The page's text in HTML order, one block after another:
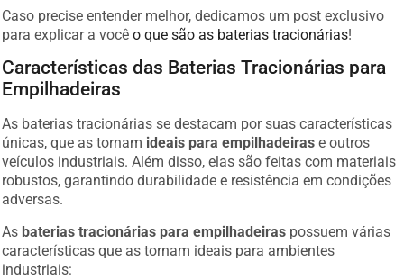
Caso precise entender melhor, dedicamos um post exclusivo
para explicar a vocêo que são as baterias tracionárias!
Características das Baterias Tracionárias para
Empilhadeiras
As baterias tracionárias se destacam por suas características
únicas, que as tornam ideais para empilhadeiras e outros
veículos industriais. Além disso, elas são feitas com materiais
robustos, garantindo durabilidade e resistência em condições
adversas.
As baterias tracionárias para empilhadeiras possuem várias
características que as tornam ideais para ambientes
industriais: